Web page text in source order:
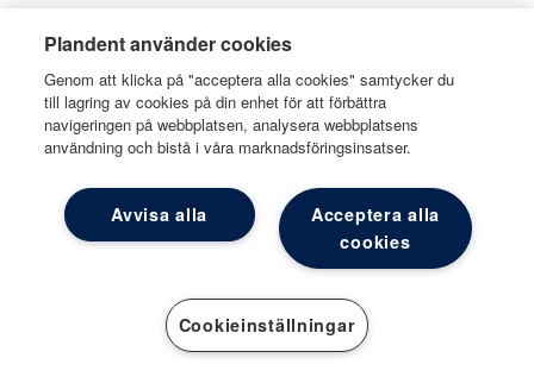
skapar estetiskt tilltalande fyllningar och
håller länge. Ergonomisk design som är lätt
att hålla i och applicera med för att underlätta
för dig och patienten.
Läs mer
Plandent använder cookies
Genom att klicka på "acceptera alla cookies" samtycker du
till lagring av cookies på din enhet för att förbättra
navigeringen på webbplatsen, analysera webbplatsens
användning och bistå i våra marknadsföringsinsatser.
Acceptera alla
cookies
Avvisa alla
Cookieinställningar